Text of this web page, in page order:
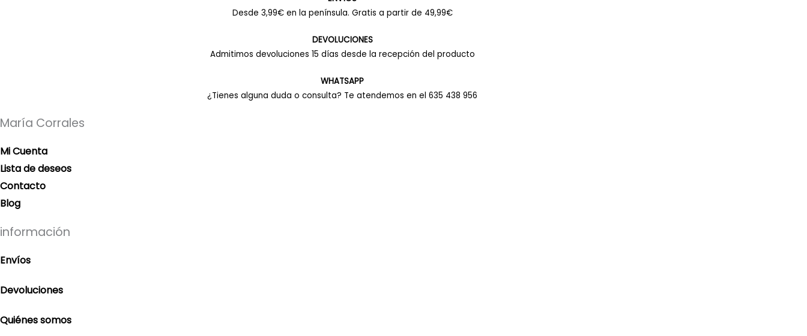
Desde 3,99€ en la península. Gratis a partir de 49,99€
DEVOLUCIONES
Admitimos devoluciones 15 días desde la recepción del producto
WHATSAPP
¿Tienes alguna duda o consulta? Te atendemos en el 635 438 956
María Corrales
Mi Cuenta
Lista de deseos
Contacto
Blog
información
Envíos
Devoluciones
Quiénes somos